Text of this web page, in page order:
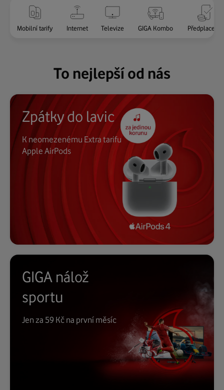
Mobilní tarify Internet Televize GIGA Kombo Předplacenka
To nejlepší od nás
Zpátky do lavic
K neomezenému Extra tarifu
Apple AirPods
GIGA nálož
sportu
Jen za 59 Kč na první měsíc